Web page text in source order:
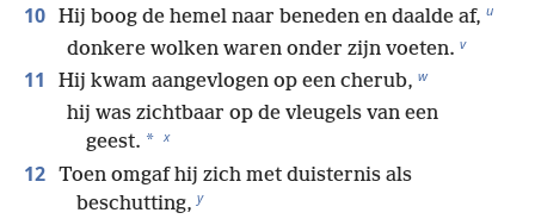
10 Hij boog de hemel naar beneden en daalde af, u
donkere wolken waren onder zijn voeten. v
11 Hij kwam aangevlogen op een cherub, w
hij was zichtbaar op de vleugels van een
geest. * x
12 Toen omgaf hij zich met duisternis als
beschutting, y